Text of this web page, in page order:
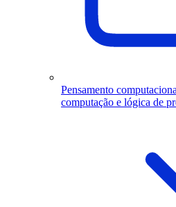
Pensamento
computação e lógica de